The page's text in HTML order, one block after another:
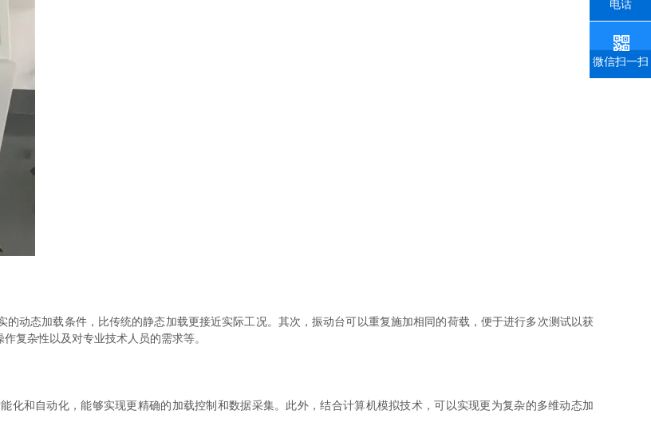
态加载条件，比传统的静态加载更接近实际工况。其次，振动台可以重复施加相同的荷载，便于进行多次测试以获
复杂性以及对专业技术人员的需求等。
和自动化，能够实现更精确的加载控制和数据采集。此外，结合计算机模拟技术，可以实现更为复杂的多维动态加
电话
微信扫一扫